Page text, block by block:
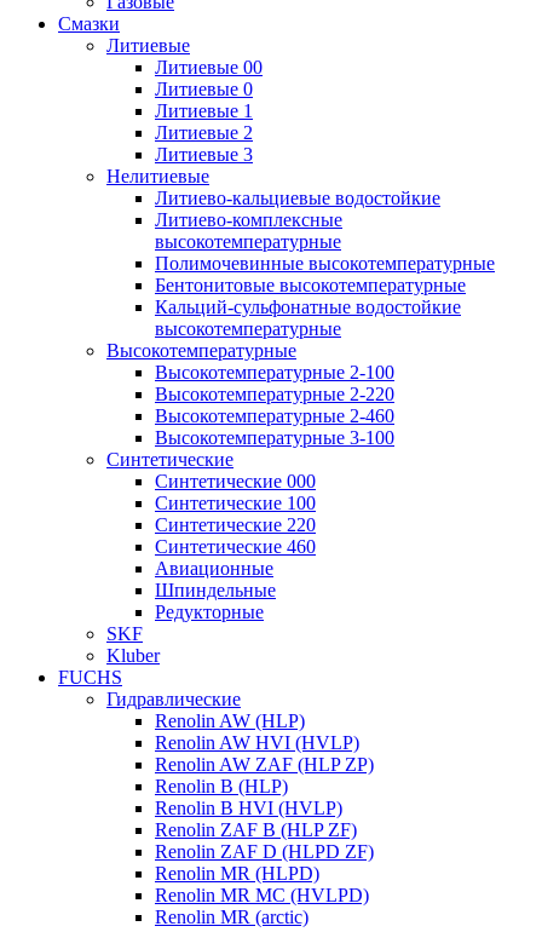
Смазки
Литиевые
Литиевые 00
Литиевые 0
Литиевые 1
Литиевые 2
Литиевые 3
Нелитиевые
Литиево-кальциевые водостойкие
Литиево-комплексные
высокотемпературные
Полимочевинные высокотемпературные
Бентонитовые высокотемпературные
Кальций-сульфонатные водостойкие
высокотемпературные
Высокотемпературные
Высокотемпературные 2-100
Высокотемпературные 2-220
Высокотемпературные 2-460
Высокотемпературные 3-100
Синтетические
Синтетические 000
Синтетические 100
Синтетические 220
Синтетические 460
Авиационные
Шпиндельные
Редукторные
SKF
Kluber
FUCHS
Гидравлические
Renolin AW (HLP)
Renolin AW HVI (HVLP)
Renolin AW ZAF (HLP ZP)
Renolin B (HLP)
Renolin B HVI (HVLP)
Renolin ZAF B (HLP ZF)
Renolin ZAF D (HLPD ZF)
Renolin MR (HLPD)
Renolin MR MC (HVLPD)
Renolin MR (arctic)